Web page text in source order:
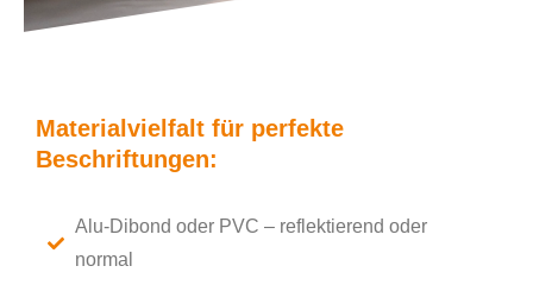
Materialvielfalt für perfekte
Beschriftungen:
Alu-Dibond oder PVC – reflektierend oder
normal